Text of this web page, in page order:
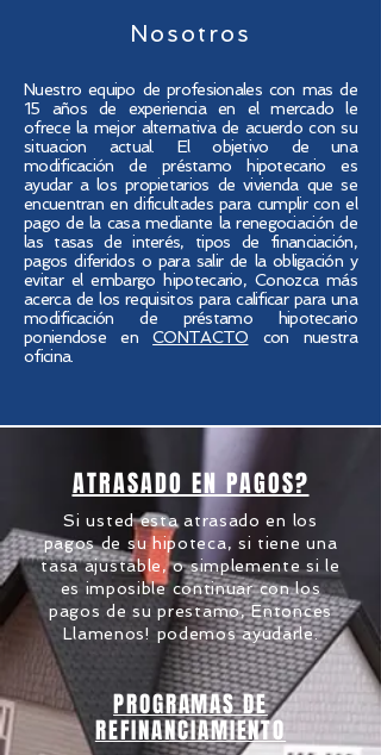
Nosotros
Nuestro equipo de profesionales con mas de
15 años de experiencia en el mercado le
ofrece la mejor alternativa de acuerdo con su
situacion actual. El objetivo de una
modificación de préstamo hipotecario es
ayudar a los propietarios de vivienda que se
encuentran en dificultades para cumplir con el
pago de la casa mediante la renegociación de
las tasas de interés, tipos de financiación,
pagos diferidos o para salir de la obligación y
evitar el embargo hipotecario, Conozca más
acerca de los requisitos para calificar para una
modificación de préstamo hipotecario
poniendose enCONTACTO con nuestra
oficina.
ATRASADO EN PAGOS?
Si usted esta atrasado en los
pagos de su hipoteca, si tiene una
tasa ajustable, o simplemente si le
es imposible continuar con los
pagos de su prestamo, Entonces
Llamenos! podemos ayudarle.
PROGRAMAS DE
REFINANCIAMIENTO